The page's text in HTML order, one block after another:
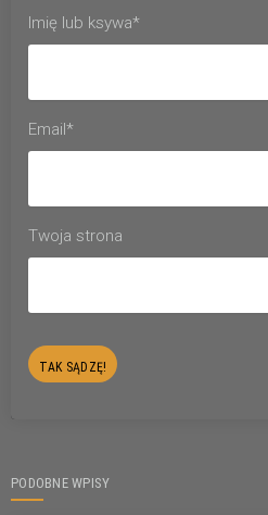
Imię lub ksywa*
Email*
Twoja strona
PODOBNE WPISY